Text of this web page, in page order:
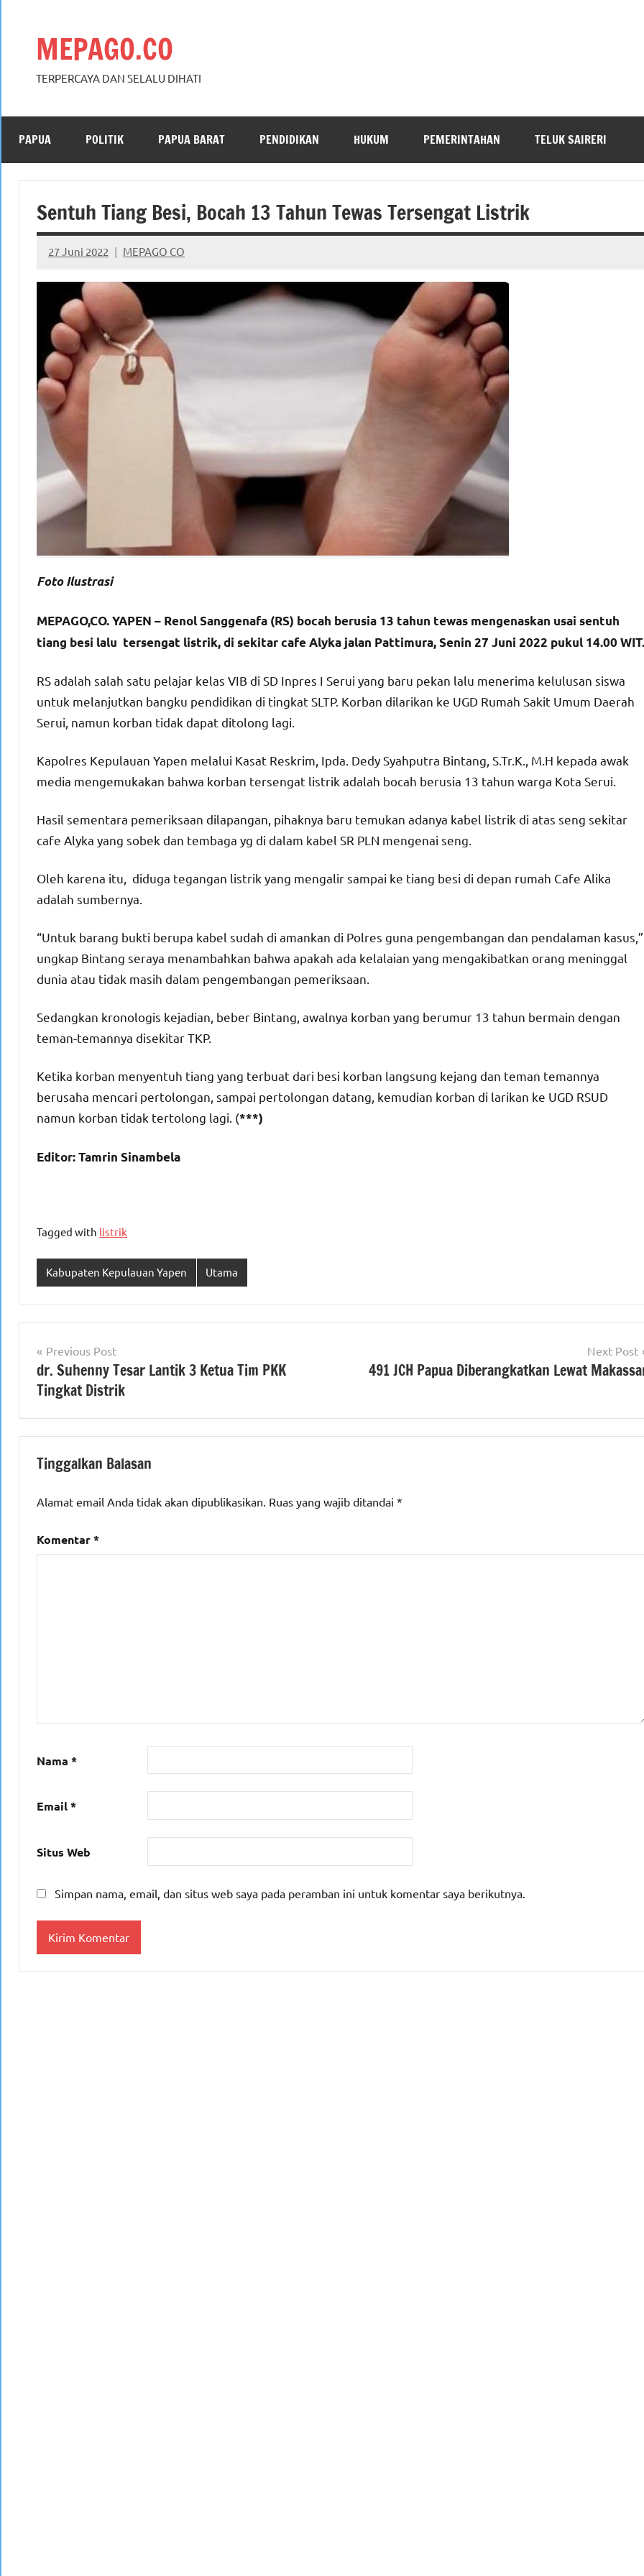
MEPAGO.CO
TERPERCAYA DAN SELALU DIHATI
PAPUA POLITIK PAPUA BARAT PENDIDIKAN HUKUM PEMERINTAHAN TELUK SAIRERI
Sentuh Tiang Besi, Bocah 13 Tahun Tewas Tersengat Listrik
27 Juni 2022 MEPAGO CO
No
comments
Foto Ilustrasi
MEPAGO,CO. YAPEN – Renol Sanggenafa (RS) bocah berusia 13 tahun tewas mengenaskan usai sentuh
tiang besi lalu tersengat listrik, di sekitar cafe Alyka jalan Pattimura, Senin 27 Juni 2022 pukul 14.00 WIT.
RS adalah salah satu pelajar kelas VIB di SD Inpres I Serui yang baru pekan lalu menerima kelulusan siswa
untuk melanjutkan bangku pendidikan di tingkat SLTP. Korban dilarikan ke UGD Rumah Sakit Umum Daerah
Serui, namun korban tidak dapat ditolong lagi.
Kapolres Kepulauan Yapen melalui Kasat Reskrim, Ipda. Dedy Syahputra Bintang, S.Tr.K., M.H kepada awak
media mengemukakan bahwa korban tersengat listrik adalah bocah berusia 13 tahun warga Kota Serui.
Hasil sementara pemeriksaan dilapangan, pihaknya baru temukan adanya kabel listrik di atas seng sekitar
cafe Alyka yang sobek dan tembaga yg di dalam kabel SR PLN mengenai seng.
Oleh karena itu, diduga tegangan listrik yang mengalir sampai ke tiang besi di depan rumah Cafe Alika
adalah sumbernya.
“Untuk barang bukti berupa kabel sudah di amankan di Polres guna pengembangan dan pendalaman kasus,”
ungkap Bintang seraya menambahkan bahwa apakah ada kelalaian yang mengakibatkan orang meninggal
dunia atau tidak masih dalam pengembangan pemeriksaan.
Sedangkan kronologis kejadian, beber Bintang, awalnya korban yang berumur 13 tahun bermain dengan
teman-temannya disekitar TKP.
Ketika korban menyentuh tiang yang terbuat dari besi korban langsung kejang dan teman temannya
berusaha mencari pertolongan, sampai pertolongan datang, kemudian korban di larikan ke UGD RSUD
namun korban tidak tertolong lagi. (***)
Editor: Tamrin Sinambela
Tagged with listrik
Kabupaten Kepulauan Yapen Utama
Navigasi
pos
Previous Post
dr. Suhenny Tesar Lantik 3 Ketua Tim PKK
Tingkat Distrik
Next Post
491 JCH Papua Diberangkatkan Lewat
Tinggalkan Balasan
Alamat email Anda tidak akan dipublikasikan. Ruas yang wajib ditandai *
Komentar*
Nama *
Email*
Situs Web
Simpan nama, email, dan situs web saya pada peramban ini untuk komentar saya berikutnya.